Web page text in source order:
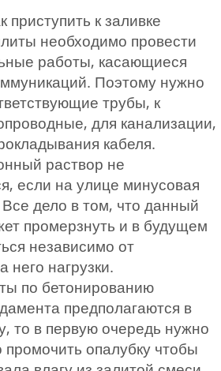
приступить к заливке
необходимо провести
работы, касающиеся
Поэтому нужно
трубы, к
для канализации,
кабеля.
раствор не
если на улице минусовая
дело в том, что данный
промерзнуть и в будущем
независимо от
него нагрузки.
по бетонированию
предполагаются в
то в первую очередь нужно
опалубку чтобы